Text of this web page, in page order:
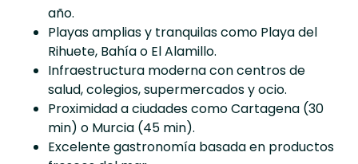
año.
Playas amplias y tranquilas como Playa del
Rihuete, Bahía o El Alamillo.
Infraestructura moderna con centros de
salud, colegios, supermercados y ocio.
Proximidad a ciudades como Cartagena (30
min) o Murcia (45 min).
Excelente gastronomía basada en productos